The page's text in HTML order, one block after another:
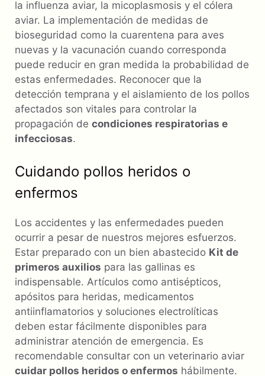
la influenza aviar, la micoplasmosis y el cólera
aviar. La implementación de medidas de
bioseguridad como la cuarentena para aves
nuevas y la vacunación cuando corresponda
puede reducir en gran medida la probabilidad de
estas enfermedades. Reconocer que la
detección temprana y el aislamiento de los pollos
afectados son vitales para controlar la
propagación de condiciones respiratorias e
infecciosas.
Cuidando pollos heridos o
enfermos
Los accidentes y las enfermedades pueden
ocurrir a pesar de nuestros mejores esfuerzos.
Estar preparado con un bien abastecido Kit de
primeros auxilios para las gallinas es
indispensable. Artículos como antisépticos,
apósitos para heridas, medicamentos
antiinflamatorios y soluciones electrolíticas
deben estar fácilmente disponibles para
administrar atención de emergencia. Es
recomendable consultar con un veterinario aviar
cuidar pollos heridos o enfermos hábilmente.